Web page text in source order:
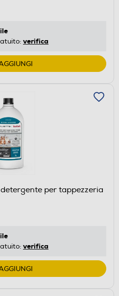
verifica
per tappezzeria
verifica